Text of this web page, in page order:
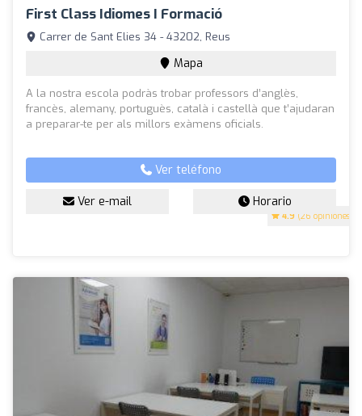
First Class Idiomes I Formació
4.9 (26 opiniones)
Carrer de Sant Elies 34 - 43202, Reus
Mapa
A la nostra escola podràs trobar professors d’anglès,
francès, alemany, portuguès, català i castellà que t’ajudaran
a preparar-te per als millors exàmens oficials.
Ver teléfono
Ver e-mail Horario